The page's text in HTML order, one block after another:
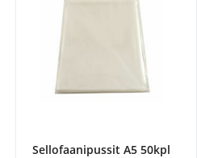
Sellofaanipussit A5 50kpl